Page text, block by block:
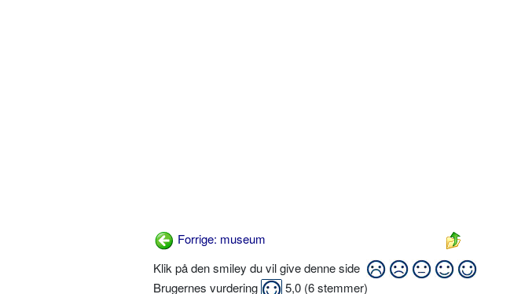
Forrige: museum
Klik på den smiley du vil give denne side
Brugernes vurdering
5,0 (6stemmer)